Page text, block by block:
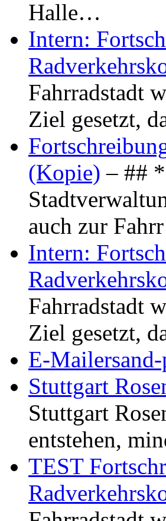
Halle…
Intern:
Fahrradstadt
Ziel gesetzt,
(Kopie) – ##
auch zur
Intern:
Fahrradstadt
Ziel gesetzt,
E-
Stuttgart
Stuttgart
entstehen,
TEST